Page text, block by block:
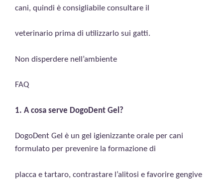
cani, quindi è consigliabile consultare il
veterinario prima di utilizzarlo sui gatti.
Non disperdere nell’ambiente
FAQ
1. A cosa serve DogoDent Gel?
DogoDent Gel è un gel igienizzante orale per cani
formulato per prevenire la formazione di
placca e tartaro, contrastare l’alitosi e favorire gengive